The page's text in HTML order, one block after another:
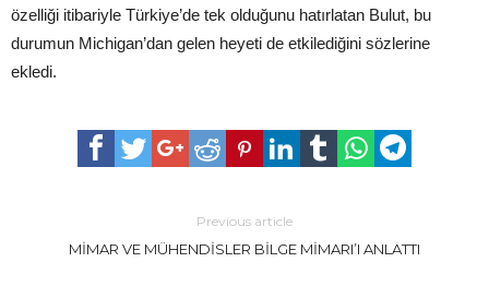
özelliği itibariyle Türkiye’de tek olduğunu hatırlatan Bulut, bu
durumun Michigan’dan gelen heyeti de etkilediğini sözlerine
ekledi.
Previous article
MİMAR VE MÜHENDİSLER BİLGE MİMARI’I ANLATTI